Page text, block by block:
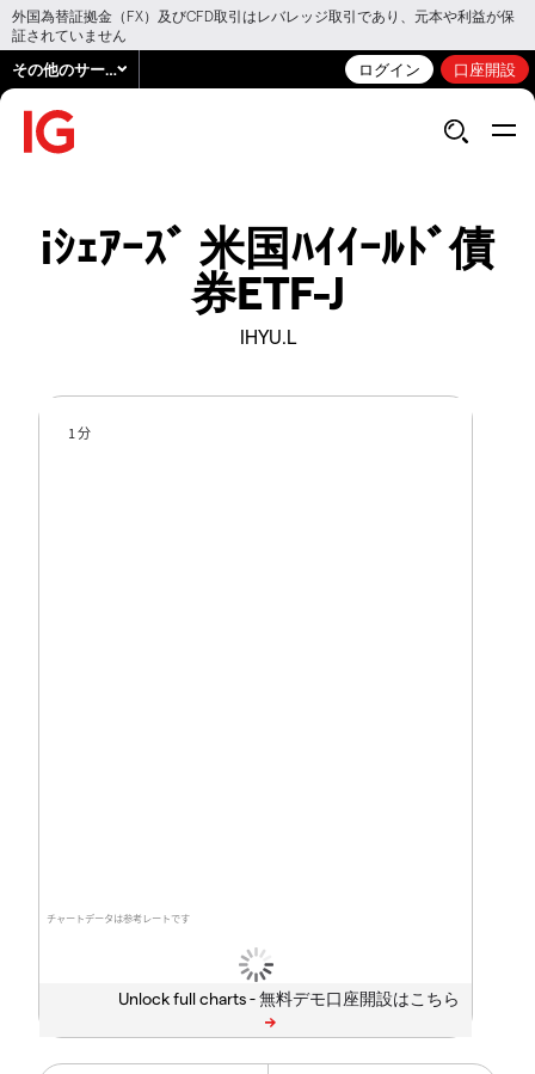
外国為替証拠金（FX）及びCFD取引はレバレッジ取引であり、元本や利益が保
証されていません
その他のサービス ログイン 口座開設
iｼｪｱｰｽﾞ 米国ﾊｲｲｰﾙﾄﾞ債
券ETF-J
IHYU.L
チャートデータは参考レートです
1 分
Unlock full charts -